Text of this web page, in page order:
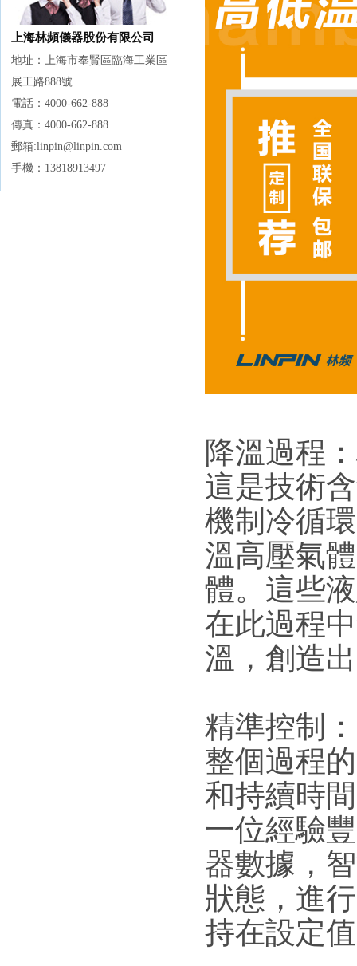
上海林頻儀器股份有限公司
地址：上海市奉賢區臨海工業區
展工路888號
電話：4000-662-888
傳真：4000-662-888
郵箱:linpin@linpin.com
手機：13818913497
降溫過程
這是技術
機制冷循
溫高壓氣
體。這些
在此過程
溫，創造
精準控制
整個過程
和持續時
一位經驗
器數據，
狀態，進
持在設定